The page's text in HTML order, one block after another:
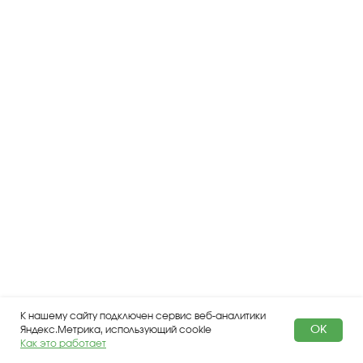
К нашему сайту подключен сервис веб-аналитики
Яндекс.Метрика, использующий cookie
Как это работает
OK